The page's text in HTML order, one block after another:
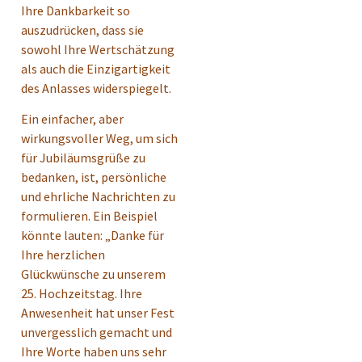
Ihre Dankbarkeit so
auszudrücken, dass sie
sowohl Ihre Wertschätzung
als auch die Einzigartigkeit
des Anlasses widerspiegelt.
Ein einfacher, aber
wirkungsvoller Weg, um sich
für Jubiläumsgrüße zu
bedanken, ist, persönliche
und ehrliche Nachrichten zu
formulieren. Ein Beispiel
könnte lauten: „Danke für
Ihre herzlichen
Glückwünsche zu unserem
25. Hochzeitstag. Ihre
Anwesenheit hat unser Fest
unvergesslich gemacht und
Ihre Worte haben uns sehr